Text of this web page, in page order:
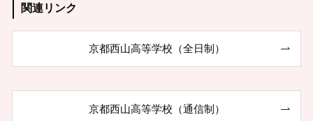
関連リンク
京都西山高等学校（全日制）
京都西山高等学校（通信制）